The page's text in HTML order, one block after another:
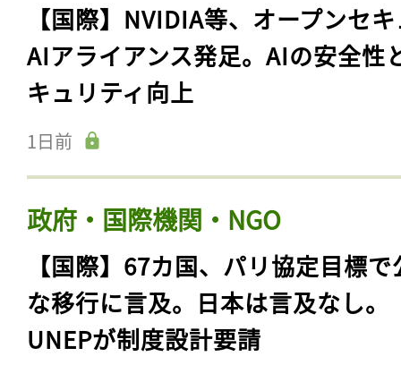
【国際】NVIDIA等、オープンセ
AIアライアンス発足。AIの安全性
キュリティ向上
1日前
政府・国際機関・NGO
【国際】67カ国、パリ協定目標で
な移行に言及。日本は言及なし。
UNEPが制度設計要請